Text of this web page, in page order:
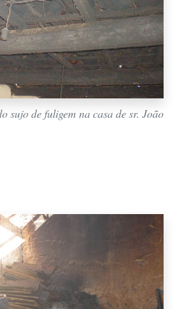
sujo de fuligem na casa de sr. João